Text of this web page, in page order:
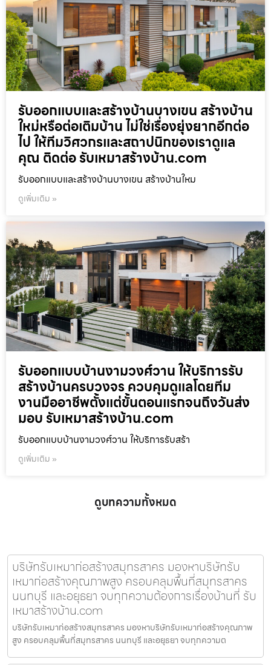
รับออกแบบและสร้างบ้านบางเขน สร้างบ้าน
ใหม่หรือต่อเติมบ้าน ไม่ใช่เรื่องยุ่งยากอีกต่อ
ไป ให้ทีมวิศวกรและสถาปนิกของเราดูแล
คุณ ติดต่อ รับเหมาสร้างบ้าน.com
รับออกแบบและสร้างบ้านบางเขน สร้างบ้านใหม
ดูเพิ่มเติม »
รับออกแบบบ้านงามวงศ์วาน ให้บริการรับ
สร้างบ้านครบวงจร ควบคุมดูแลโดยทีม
งานมืออาชีพตั้งแต่ขั้นตอนแรกจนถึงวันส่ง
มอบ รับเหมาสร้างบ้าน.com
รับออกแบบบ้านงามวงศ์วาน ให้บริการรับสร้า
ดูเพิ่มเติม »
ดูบทความทั้งหมด
บริษัทรับเหมาก่อสร้างสมุทรสาคร มองหาบริษัทรับ
เหมาก่อสร้างคุณภาพสูง ครอบคลุมพื้นที่สมุทรสาคร
นนทบุรี และอยุธยา จบทุกความต้องการเรื่องบ้านที่ รับ
เหมาสร้างบ้าน.com
บริษัทรับเหมาก่อสร้างสมุทรสาคร มองหาบริษัทรับเหมาก่อสร้างคุณภาพ
สูง ครอบคลุมพื้นที่สมุทรสาคร นนทบุรี และอยุธยา จบทุกความต